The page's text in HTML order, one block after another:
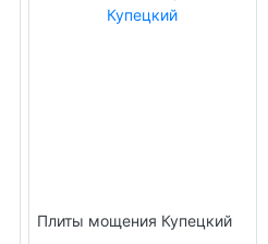
Плиты мощения Купецкий